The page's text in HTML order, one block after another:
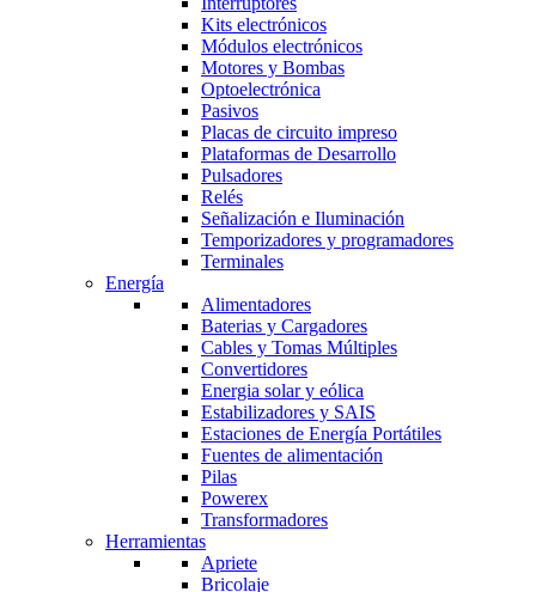
Kits electrónicos
Módulos electrónicos
Motores y Bombas
Optoelectrónica
Pasivos
Placas de circuito impreso
Plataformas de Desarrollo
Pulsadores
Relés
Señalización e Iluminación
Temporizadores y programadores
Terminales
Energía
Alimentadores
Baterias y Cargadores
Cables y Tomas Múltiples
Convertidores
Energia solar y eólica
Estabilizadores y SAIS
Estaciones de Energía Portátiles
Fuentes de alimentación
Pilas
Powerex
Transformadores
Herramientas
Apriete
Bricolaje